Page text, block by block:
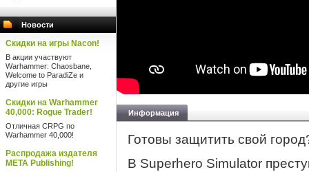
Новости
Скидки на игры Nacon!
В акции участвуют
Warhammer: Chaosbane,
Welcome to ParadiZe и
другие игры
Скидки на Warhammer
40,000: Rogue Trader!
Отличная CRPG по
Warhammer 40,000!
Распродажа издателя
META Publishing!
Информация
Готовы защитить свой
В Superhero Simulator